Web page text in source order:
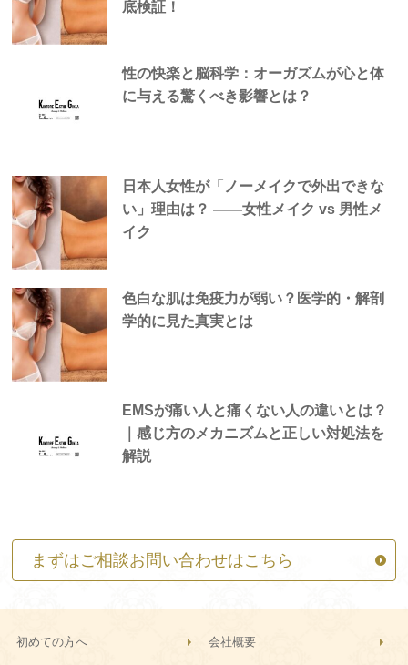
底検証！
性の快楽と脳科学：オーガズムが心と体
に与える驚くべき影響とは？
日本人女性が「ノーメイクで外出できな
い」理由は？ —―女性メイク vs 男性メ
イク
色白な肌は免疫力が弱い？医学的・解剖
学的に見た真実とは
EMSが痛い人と痛くない人の違いとは？
｜感じ方のメカニズムと正しい対処法を
解説
まずはご相談お問い合わせはこちら
初めての方へ 会社概要